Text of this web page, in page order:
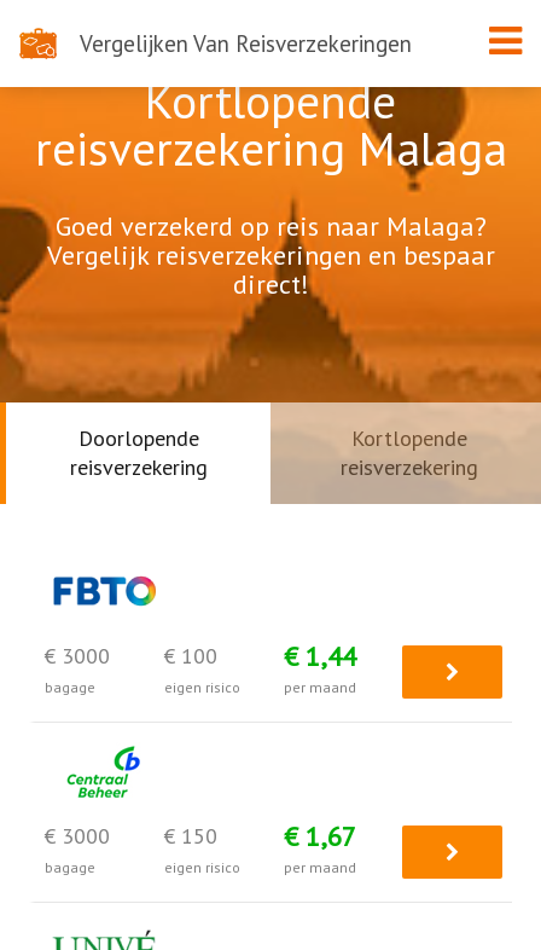
Vergelijken Van Reisverzekeringen
Kortlopende
reisverzekering Malaga
Goed verzekerd op reis naar Malaga?
Vergelijk reisverzekeringen en bespaar
direct!
Doorlopende
reisverzekering
Kortlopende
reisverzekering
€ 3000
bagage
€ 100
eigen risico
€ 1,44
per maand
€ 3000
bagage
€ 150
eigen risico
€ 1,67
per maand